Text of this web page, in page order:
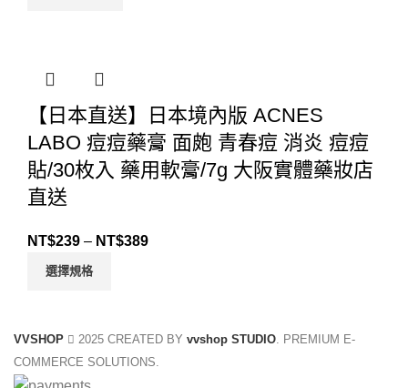
【日本直送】日本境內版 ACNES
LABO 痘痘藥膏 面皰 青春痘 消炎 痘痘
貼/30枚入 藥用軟膏/7g 大阪實體藥妝店
直送
NT$239 – NT$389
選擇規格
VVSHOP 2025 CREATED BY vvshop STUDIO. PREMIUM E-
COMMERCE SOLUTIONS.